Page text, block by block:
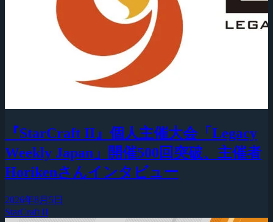
『StarCraft II』個人主催大会「Legacy
Weekly Japan」開催500回突破、主催者
Horikenさんインタビュー
2026年8月5日
StarCraft II